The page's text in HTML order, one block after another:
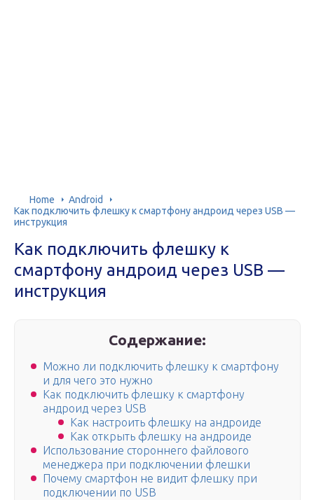
Home
Android
Как подключить флешку к смартфону андроид через USB —
инструкция
Как подключить флешку к
смартфону андроид через USB —
инструкция
Содержание:
Можно ли подключить флешку к смартфону
и для чего это нужно
Как подключить флешку к смартфону
андроид через USB
Как настроить флешку на андроиде
Как открыть флешку на андроиде
Использование стороннего файлового
менеджера при подключении флешки
Почему смартфон не видит флешку при
подключении по USB